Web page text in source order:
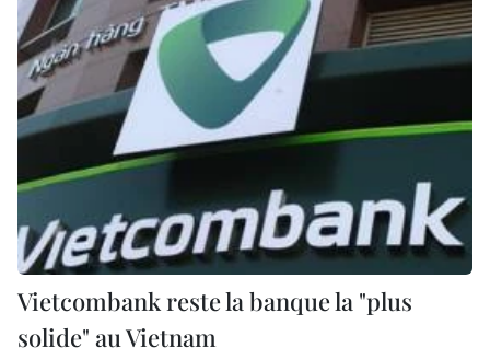
Vietcombank reste la banque la "plus
solide" au Vietnam